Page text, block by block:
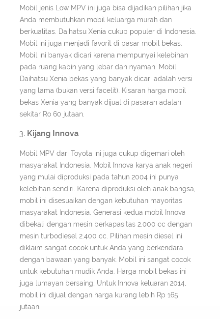
Mobil jenis Low MPV ini juga bisa dijadikan pilihan jika
Anda membutuhkan mobil keluarga murah dan
berkualitas. Daihatsu Xenia cukup populer di Indonesia.
Mobil ini juga menjadi favorit di pasar mobil bekas.
Mobil ini banyak dicari karena mempunyai kelebihan
pada ruang kabin yang lebar dan nyaman. Mobil
Daihatsu Xenia bekas yang banyak dicari adalah versi
yang lama (bukan versi facelit). Kisaran harga mobil
bekas Xenia yang banyak dijual di pasaran adalah
sekitar Ro 60 jutaan.
Kijang Innova
Mobil MPV dari Toyota ini juga cukup digemari oleh
masyarakat Indonesia. Mobil Innova karya anak negeri
yang mulai diproduksi pada tahun 2004 ini punya
kelebihan sendiri. Karena diproduksi oleh anak bangsa,
mobil ini disesuaikan dengan kebutuhan mayoritas
masyarakat Indonesia. Generasi kedua mobil Innova
dibekali dengan mesin berkapasitas 2.000 cc dengan
mesin turbodiesel 2.400 cc. Pilihan mesin diesel ini
diklaim sangat cocok untuk Anda yang berkendara
dengan bawaan yang banyak. Mobil ini sangat cocok
untuk kebutuhan mudik Anda. Harga mobil bekas ini
juga lumayan bersaing. Untuk Innova keluaran 2014,
mobil ini dijual dengan harga kurang lebih Rp 165
jutaan.